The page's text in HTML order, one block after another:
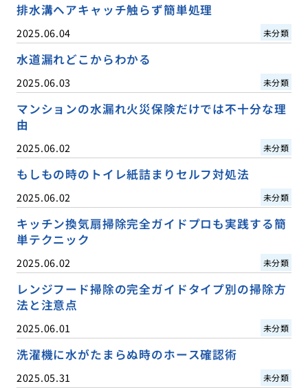
排水溝ヘアキャッチ触らず簡単処理
2025.06.04 未分類
水道漏れどこからわかる
2025.06.03 未分類
マンションの水漏れ火災保険だけでは不十分な理
由
2025.06.02 未分類
もしもの時のトイレ紙詰まりセルフ対処法
2025.06.02 未分類
キッチン換気扇掃除完全ガイドプロも実践する簡
単テクニック
2025.06.02 未分類
レンジフード掃除の完全ガイドタイプ別の掃除方
法と注意点
2025.06.01 未分類
洗濯機に水がたまらぬ時のホース確認術
2025.05.31 未分類